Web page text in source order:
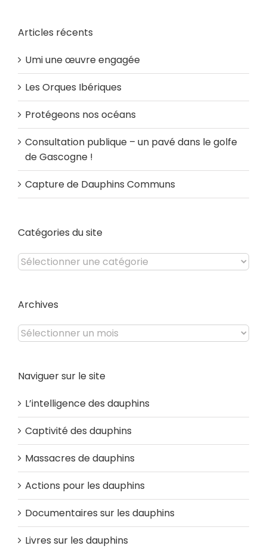
Articles récents
Umi une œuvre engagée
Les Orques Ibériques
Protégeons nos océans
Consultation publique – un pavé dans le golfe
de Gascogne !
Capture de Dauphins Communs
Catégories du site
Catégories
du
Archives
Archives
Naviguer sur le site
L’intelligence des dauphins
Captivité des dauphins
Massacres de dauphins
Actions pour les dauphins
Documentaires sur les dauphins
Livres sur les dauphins